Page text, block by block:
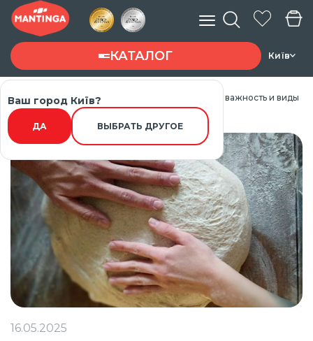
Введите запрос ...
КАТАЛОГ Київ
Ваш город Київ?
ДА ВЫБРАТЬ ДРУГОЕ
Главная Статті Что такое расстойка теста: важность и виды
16.05.2025